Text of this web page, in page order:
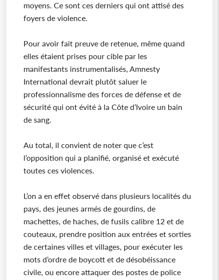
moyens. Ce sont ces derniers qui ont attisé des
foyers de violence.
Pour avoir fait preuve de retenue, même quand
elles étaient prises pour cible par les
manifestants instrumentalisés, Amnesty
International devrait plutôt saluer le
professionnalisme des forces de défense et de
sécurité qui ont évité à la Côte d’Ivoire un bain
de sang.
Au total, il convient de noter que c’est
l’opposition qui a planifié, organisé et exécuté
toutes ces violences.
L’on a en effet observé dans plusieurs localités du
pays, des jeunes armés de gourdins, de
machettes, de haches, de fusils calibre 12 et de
couteaux, prendre position aux entrées et sorties
de certaines villes et villages, pour exécuter les
mots d’ordre de boycott et de désobéissance
civile, ou encore attaquer des postes de police